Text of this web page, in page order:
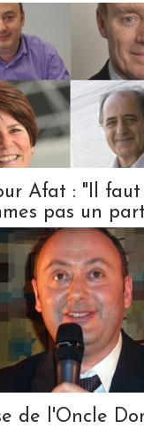
Afat : "Il
pas un
de l'Oncle